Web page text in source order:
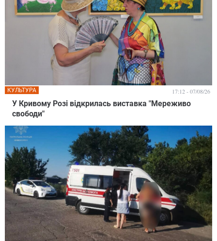
У Кривому Розі відкрилась виставка "Мереживо
свободи"
КУЛЬТУРА 17:12 - 07/08/26